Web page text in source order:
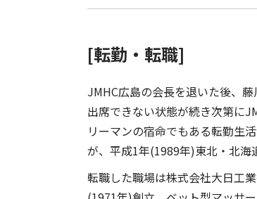
[転勤・転職]
JMHC広島の会長を退いた後、
出席できない状態が続き次第に
リーマンの宿命でもある転勤生
が、平成1年(1989年)東北・北海
転職した職場は株式会社大日工